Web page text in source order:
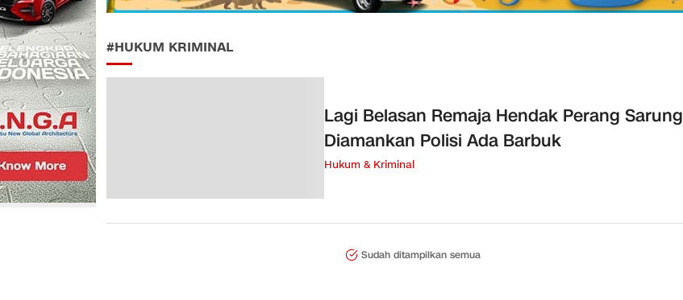
#HUKUM KRIMINAL
Lagi Belasan Remaja Hendak Perang Sarung
Diamankan Polisi Ada Barbuk
Hukum & Kriminal
Sudah ditampilkan semua